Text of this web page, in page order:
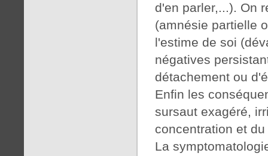
d'en parler,...). On
(amnésie partielle
l'estime de soi
négatives
détachement ou
Enfin les
sursaut exagéré,
concentration et
La